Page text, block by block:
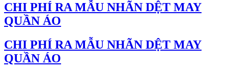
CHI PHÍ RA MẪU NHÃN DỆT MAY
QUẦN ÁO
CHI PHÍ RA MẪU NHÃN DỆT MAY
QUẦN ÁO